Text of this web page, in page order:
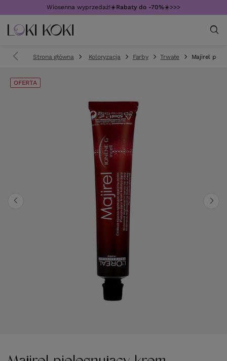
Wiosenna wyprzedaż!☀️Rabaty do -70%☀️>>>
Strona główna Koloryzacja Farby Trwałe Majirel
OFERTA